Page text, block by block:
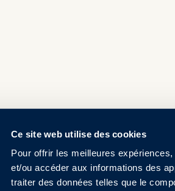
Ce site web utilise des cookies
Pour offrir les meilleures
et/ou accéder aux informations des
traiter des données telles que le